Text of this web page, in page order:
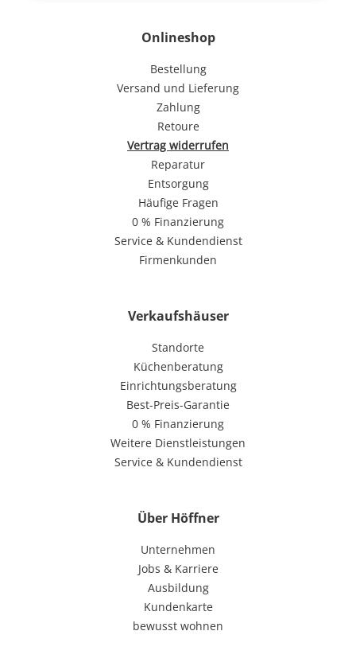
Onlineshop
Bestellung
Versand und Lieferung
Zahlung
Retoure
Vertrag widerrufen
Reparatur
Entsorgung
Häufige Fragen
0 % Finanzierung
Service & Kundendienst
Firmenkunden
Verkaufshäuser
Standorte
Küchenberatung
Einrichtungsberatung
Best-Preis-Garantie
0 % Finanzierung
Weitere Dienstleistungen
Service & Kundendienst
Über Höffner
Unternehmen
Jobs & Karriere
Ausbildung
Kundenkarte
bewusst wohnen